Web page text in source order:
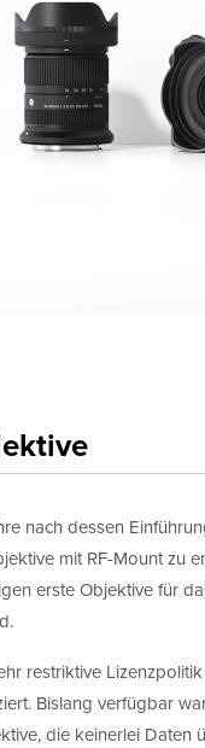
nach dessen
mit RF-Mount zu
erste Objektive für
restriktive
Bislang verfügbar
die keinerlei Daten